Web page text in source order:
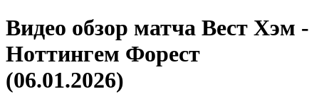
Видео обзор матча Вест Хэм -
Ноттингем Форест
(06.01.2026)